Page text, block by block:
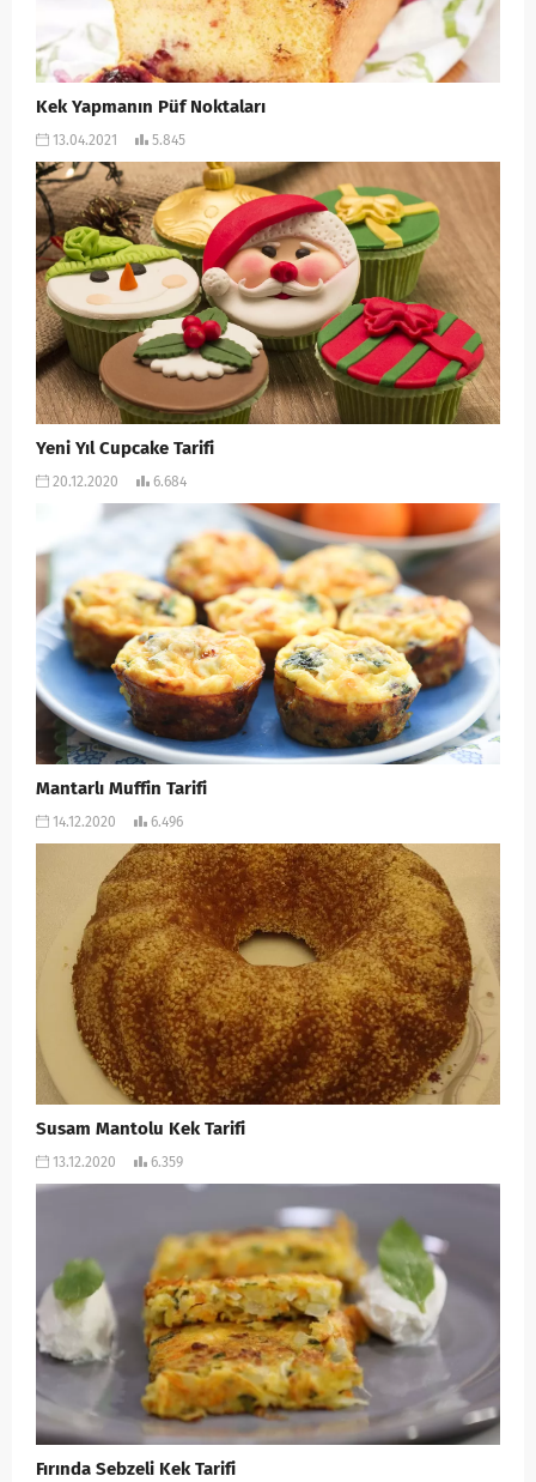
Kek Yapmanın Püf Noktaları
13.04.2021 5.845
Yeni Yıl Cupcake Tarifi
20.12.2020 6.684
Mantarlı Muffin Tarifi
14.12.2020 6.496
Susam Mantolu Kek Tarifi
13.12.2020 6.359
Fırında Sebzeli Kek Tarifi